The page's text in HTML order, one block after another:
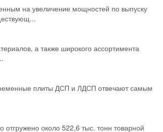
на увеличение мощностей по выпуску
а также широкого ассортимента
плиты ДСП и ЛДСП отвечают самым
около 522,6 тыс. тонн товарной